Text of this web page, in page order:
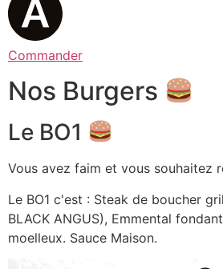
Commander
Nos Burgers
Le BO1
Vous avez faim et vous souhaitez
Le BO1 c'est : Steak de boucher
BLACK ANGUS), Emmental
moelleux. Sauce Maison.